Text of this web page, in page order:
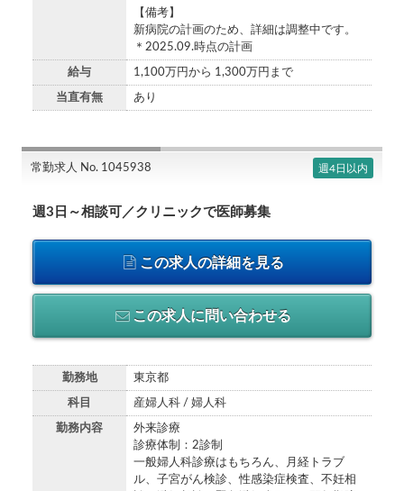
【備考】
新病院の計画のため、詳細は調整中です。
＊2025.09.時点の計画
給与 1,100万円から 1,300万円まで
当直有無 あり
常勤求人 No. 1045938 週4日以内
週3日～相談可／クリニックで医師募集
この求人の詳細を見る
この求人に問い合わせる
勤務地 東京都
科目 産婦人科 / 婦人科
勤務内容
外来診療
診療体制：2診制
一般婦人科診療はもちろん、月経トラブ
ル、子宮がん検診、性感染症検査、不妊相